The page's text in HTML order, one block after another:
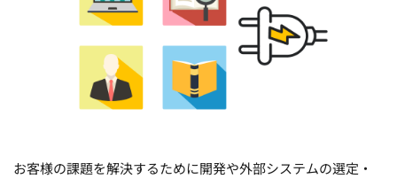
お客様の課題を解決するために開発や外部システムの選定・